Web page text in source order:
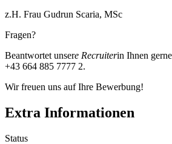
z.H. Frau Gudrun Scaria, MSc
Fragen?
Beantwortet unsere Recruiterin Ihnen
+43 664 885 7777 2.
Wir freuen uns auf Ihre Bewerbung!
Extra Informationen
Status